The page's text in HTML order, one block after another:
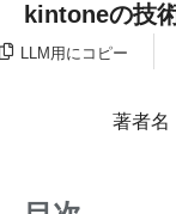
kintoneの技
LLM用にコピー
著者名